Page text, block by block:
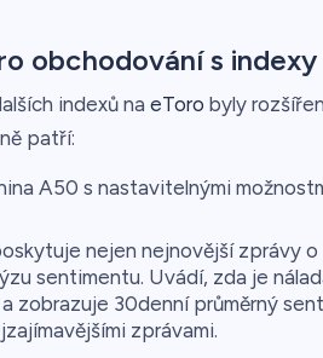
obchodování s indexy
indexů na eToro byly
patří:
A50 s nastavitelnými
nejen nejnovější zprávy o
sentimentu. Uvádí, zda je
zobrazuje 30denní průměrný
zprávami.